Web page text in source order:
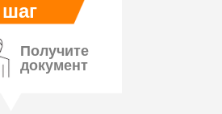
шаг
Получите
документ